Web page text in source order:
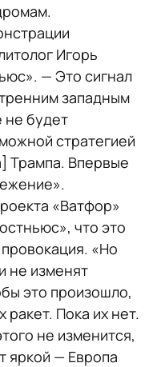
Игорь
— Это сигнал
западным
не будет
стратегией
Трампа. Впервые
«Ватфор»
что это
«Но
не изменят
это произошло,
ракет. Пока их нет.
не изменится,
яркой — Европа